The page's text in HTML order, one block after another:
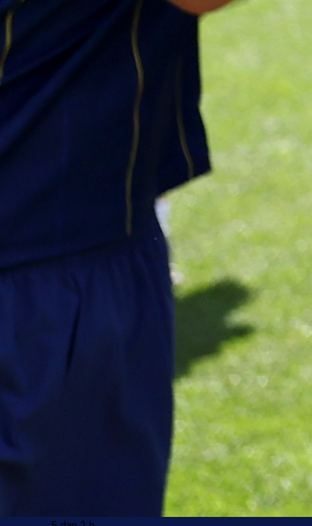
Sve je gotovo: Edin Džeko donio
odluku, evo gdje nastavlja
A Selekcija
Ovo niko nije očekivao: Nikola
Vasilj iznenadio izborom novog
Jovo Lukić ima novi klub: Trener
Cluja praktično potvrdio veliki